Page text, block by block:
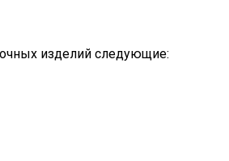
изделий следующие: